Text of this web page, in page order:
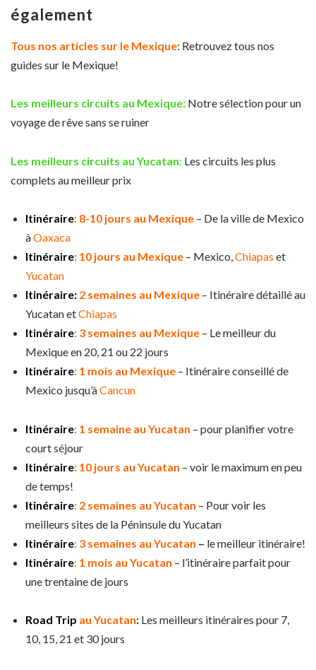
également
Tous nos articles sur le Mexique: Retrouvez tous nos
guides sur le Mexique!
Les meilleurs circuits au Mexique: Notre sélection pour un
voyage de rêve sans se ruiner
Les meilleurs circuits au Yucatan: Les circuits les plus
complets au meilleur prix
Itinéraire: 8-10 jours au Mexique – De la ville de Mexico
àOaxaca
Itinéraire: 10 jours au Mexique – Mexico,Chiapas et
Yucatan
Itinéraire: 2 semaines au Mexique – Itinéraire détaillé au
Yucatan etChiapas
Itinéraire: 3 semaines au Mexique – Le meilleur du
Mexique en 20, 21 ou 22 jours
Itinéraire: 1 mois au Mexique – Itinéraire conseillé de
Mexico jusqu’àCancun
Itinéraire: 1 semaine au Yucatan – pour planifier votre
court séjour
Itinéraire: 10 jours au Yucatan – voir le maximum en peu
de temps!
Itinéraire: 2 semaines au Yucatan – Pour voir les
meilleurs sites de la Péninsule du Yucatan
Itinéraire: 3 semaines au Yucatan – le meilleur itinéraire!
Itinéraire: 1 mois au Yucatan – l’itinéraire parfait pour
une trentaine de jours
Road Trip au Yucatan: Les meilleurs itinéraires pour 7,
10, 15, 21 et 30 jours